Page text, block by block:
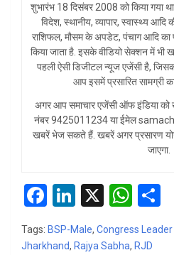
शुभारंभ 18 दिसंबर 2008 को किया गया
विदेश, स्थानीय, व्यापार, स्वास्थ्य आदि
राशिफल, मौसम के अपडेट, पंचाग आदि का
किया जाता है. इसके वीडियो सेक्शन में भी
पहली ऐसी डिजीटल न्यूज एजेंसी है,
आप इसमें प्रसारित सामग्री
अगर आप समाचार एजेंसी ऑफ इंडिया को
नंबर 9425011234 या ईमेल
खबरें भेज सकते हैं. खबरें अगर प्रसारण
जाएगा.
F
a
ce
Li
n
ke
X
W
h
at
h
Tags: BSP-Male, Congress
Jharkhand, Rajya Sabha, RJD